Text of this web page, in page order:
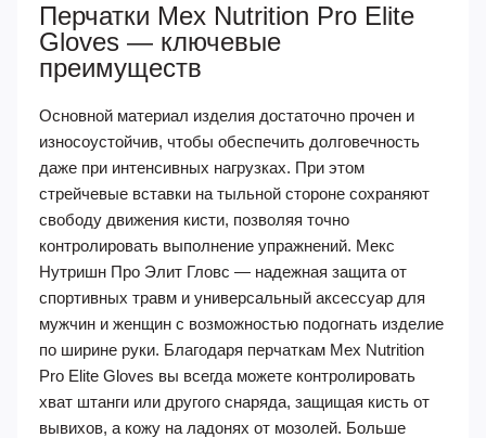
Перчатки Mex Nutrition Pro Elite
Gloves — ключевые
преимуществ
Основной материал изделия достаточно прочен и
износоустойчив, чтобы обеспечить долговечность
даже при интенсивных нагрузках. При этом
стрейчевые вставки на тыльной стороне сохраняют
свободу движения кисти, позволяя точно
контролировать выполнение упражнений. Мекс
Нутришн Про Элит Гловс — надежная защита от
спортивных травм и универсальный аксессуар для
мужчин и женщин с возможностью подогнать изделие
по ширине руки. Благодаря перчаткам Mex Nutrition
Pro Elite Gloves вы всегда можете контролировать
хват штанги или другого снаряда, защищая кисть от
вывихов, а кожу на ладонях от мозолей. Больше